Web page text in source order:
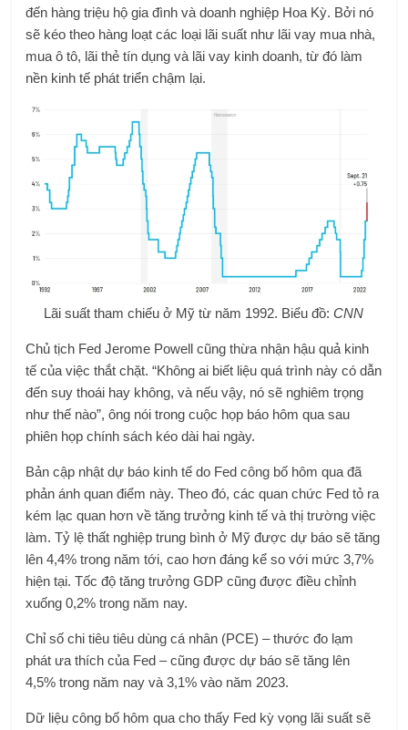
đến hàng triệu hộ gia đình và doanh nghiệp Hoa Kỳ. Bởi nó
sẽ kéo theo hàng loạt các loại lãi suất như lãi vay mua nhà,
mua ô tô, lãi thẻ tín dụng và lãi vay kinh doanh, từ đó làm
nền kinh tế phát triển chậm lại.
Lãi suất tham chiếu ở Mỹ từ năm 1992. Biểu đồ:CNN
Chủ tịch Fed Jerome Powell cũng thừa nhận hậu quả kinh
tế của việc thắt chặt. “Không ai biết liệu quá trình này có dẫn
đến suy thoái hay không, và nếu vậy, nó sẽ nghiêm trọng
như thế nào”, ông nói trong cuộc họp báo hôm qua sau
phiên họp chính sách kéo dài hai ngày.
Bản cập nhật dự báo kinh tế do Fed công bố hôm qua đã
phản ánh quan điểm này. Theo đó, các quan chức Fed tỏ ra
kém lạc quan hơn về tăng trưởng kinh tế và thị trường việc
làm. Tỷ lệ thất nghiệp trung bình ở Mỹ được dự báo sẽ tăng
lên 4,4% trong năm tới, cao hơn đáng kể so với mức 3,7%
hiện tại. Tốc độ tăng trưởng GDP cũng được điều chỉnh
xuống 0,2% trong năm nay.
Chỉ số chi tiêu tiêu dùng cá nhân (PCE) – thước đo lạm
phát ưa thích của Fed – cũng được dự báo sẽ tăng lên
4,5% trong năm nay và 3,1% vào năm 2023.
Dữ liệu công bố hôm qua cho thấy Fed kỳ vọng lãi suất sẽ